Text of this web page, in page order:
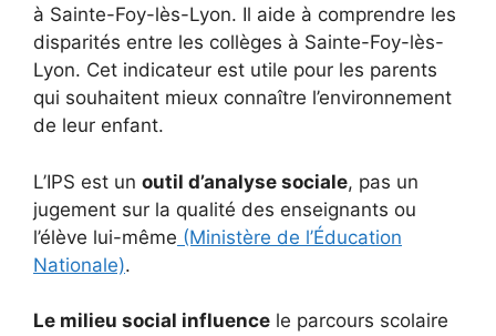
à Sainte-Foy-lès-Lyon. Il aide à comprendre les
disparités entre les collèges à Sainte-Foy-lès-
Lyon. Cet indicateur est utile pour les parents
qui souhaitent mieux connaître l’environnement
de leur enfant.
L’IPS est un outil d’analyse sociale, pas un
jugement sur la qualité des enseignants ou
l’élève lui-même (Ministère de l’Éducation
Nationale).
Le milieu social influence le parcours scolaire